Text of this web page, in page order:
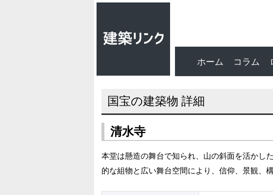
ホーム コラム
国宝の建築物 詳細
清水寺
本堂は懸造の舞台で知られ、山の斜面を活かし
的な組物と広い舞台空間により、信仰、景観、